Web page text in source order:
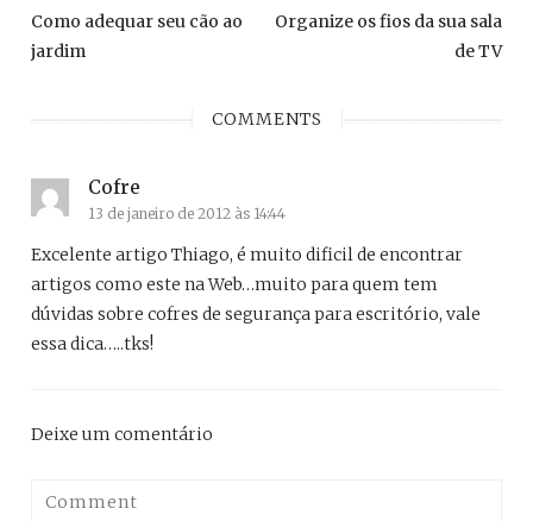
de
Post
Previous
post:
Como adequar seu cão ao
jardim
Organize os fios da sua sala
de TV
COMMENTS
Cofre
13 de janeiro de 2012 às 14:44
Excelente artigo Thiago, é muito dificil de encontrar
artigos como este na Web…muito para quem tem
dúvidas sobre cofres de segurança para escritório, vale
essa dica…..tks!
Deixe um comentário